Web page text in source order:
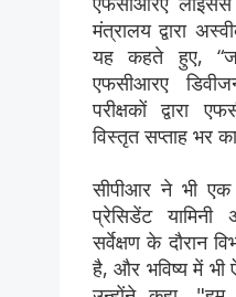
मंत्रालय द्वारा
यह कहते हुए,
एफसीआरए
परीक्षकों द्वारा
विस्तृत सप्ताह भर
सीपीआर ने भी एक
प्रेसिडेंट
सर्वेक्षण के दौरान
है, और भविष्य में भी